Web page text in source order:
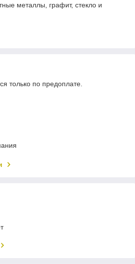
металлы, графит, стекло и
только по предоплате.